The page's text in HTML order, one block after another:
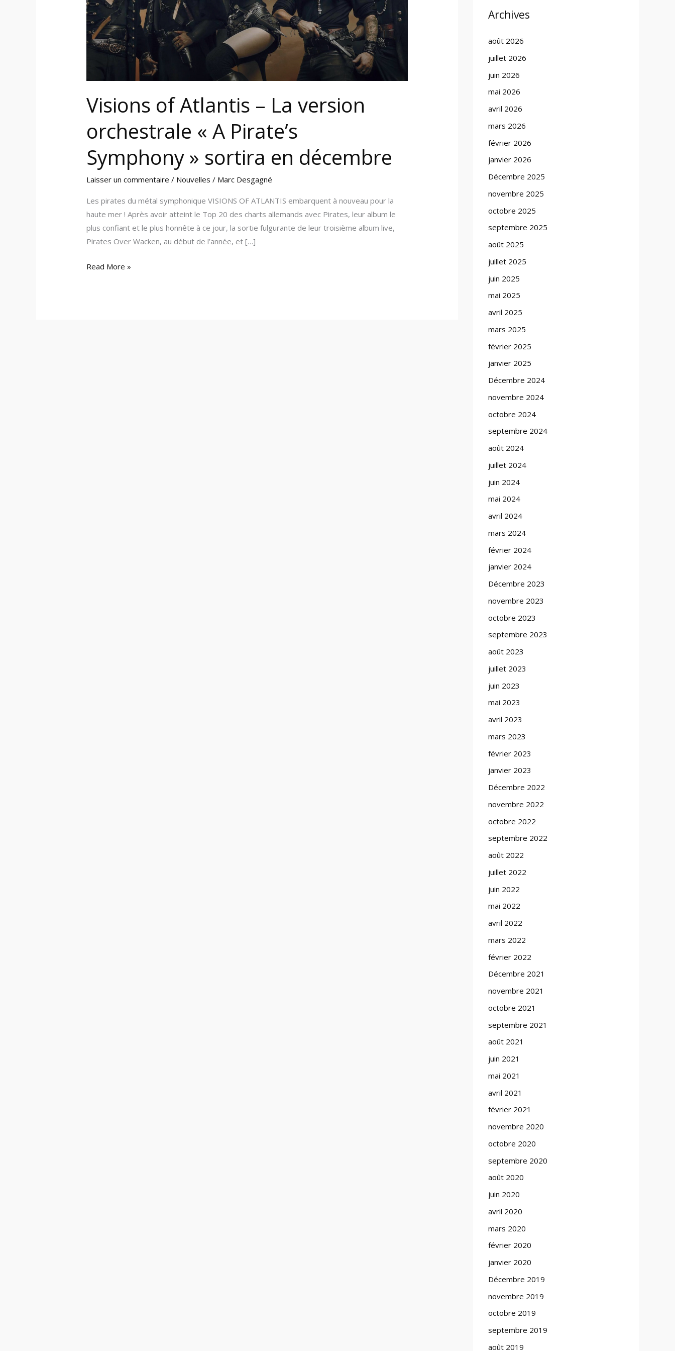
Visions of Atlantis – La version
orchestrale « A Pirate’s
Symphony » sortira en décembre
Laisser un commentaire / Nouvelles / Marc Desgagné
Les pirates du métal symphonique VISIONS OF ATLANTIS embarquent à nouveau pour la
haute mer ! Après avoir atteint le Top 20 des charts allemands avec Pirates, leur album le
plus confiant et le plus honnête à ce jour, la sortie fulgurante de leur troisième album live,
Pirates Over Wacken, au début de l’année, et […]
Pirate’s
Symphony »
sortira
Read More »
Archives
août 2026
juillet 2026
juin 2026
mai 2026
avril 2026
mars 2026
février 2026
janvier 2026
Décembre 2025
novembre 2025
octobre 2025
septembre 2025
août 2025
juillet 2025
juin 2025
mai 2025
avril 2025
mars 2025
février 2025
janvier 2025
Décembre 2024
novembre 2024
octobre 2024
septembre 2024
août 2024
juillet 2024
juin 2024
mai 2024
avril 2024
mars 2024
février 2024
janvier 2024
Décembre 2023
novembre 2023
octobre 2023
septembre 2023
août 2023
juillet 2023
juin 2023
mai 2023
avril 2023
mars 2023
février 2023
janvier 2023
Décembre 2022
novembre 2022
octobre 2022
septembre 2022
août 2022
juillet 2022
juin 2022
mai 2022
avril 2022
mars 2022
février 2022
Décembre 2021
novembre 2021
octobre 2021
septembre 2021
août 2021
juin 2021
mai 2021
avril 2021
février 2021
novembre 2020
octobre 2020
septembre 2020
août 2020
juin 2020
avril 2020
mars 2020
février 2020
janvier 2020
Décembre 2019
novembre 2019
octobre 2019
septembre 2019
août 2019